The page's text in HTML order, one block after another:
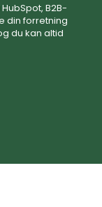
B2B-
din forretning
du kan altid